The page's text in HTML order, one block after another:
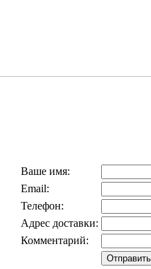
Ваше имя:
Email:
Телефон:
Адрес доставки:
Комментарий: